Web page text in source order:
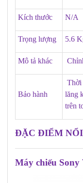
Kích thước N/A
Trọng lượng 5.6
Mô tả khác
Bảo hành
Thời
lăng
trên
ĐẶC ĐIỂM
Máy chiếu